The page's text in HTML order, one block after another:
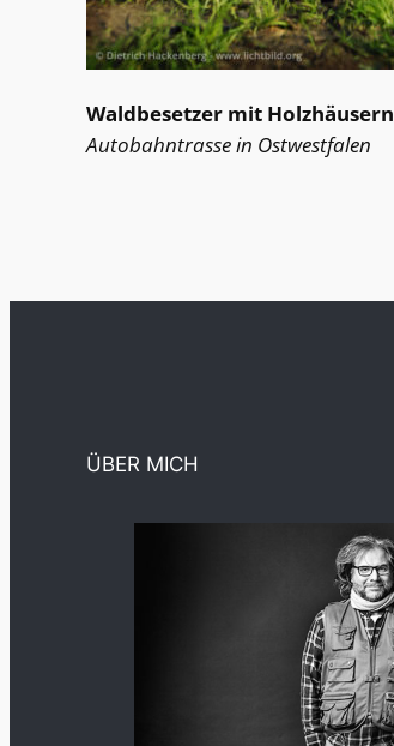
Waldbesetzer mit Holzhäusern
Autobahntrasse in Ostwestfalen
ÜBER MICH